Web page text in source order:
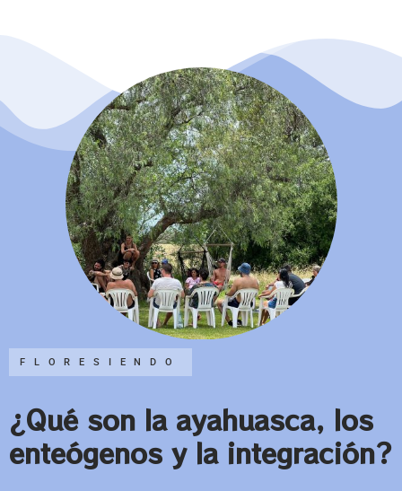
de toda interpretación todo está guiado por el Amor.
FLORESIENDO
¿Qué son la ayahuasca, los
enteógenos y la integración?